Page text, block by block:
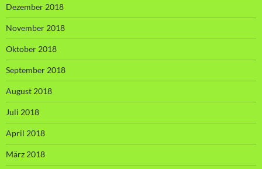
Dezember 2018
November 2018
Oktober 2018
September 2018
August 2018
Juli 2018
April 2018
März 2018